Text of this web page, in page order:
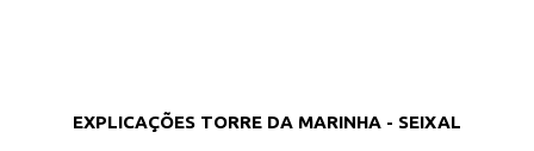
EXPLICAÇÕES TORRE DA MARINHA - SEIXAL